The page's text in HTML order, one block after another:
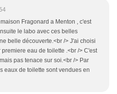
Fragonard a Menton , c'est
le labo avec ces belles
belle découverte.<br /> J'ai choisi
eau de toilette .<br /> C'est
pas tenace sur soi.<br /> Par
eaux de toilette sont vendues en